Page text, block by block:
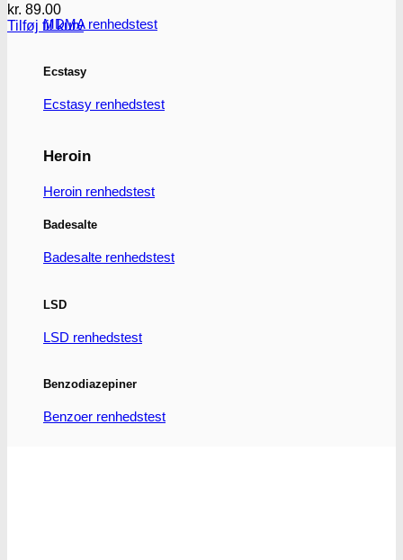
MDMA renhedstest
Ecstasy
Ecstasy renhedstest
Heroin
Heroin renhedstest
Badesalte
Badesalte renhedstest
LSD
LSD renhedstest
Benzodiazepiner
Benzoer renhedstest
kr. 89.00
Tilføj til kurv